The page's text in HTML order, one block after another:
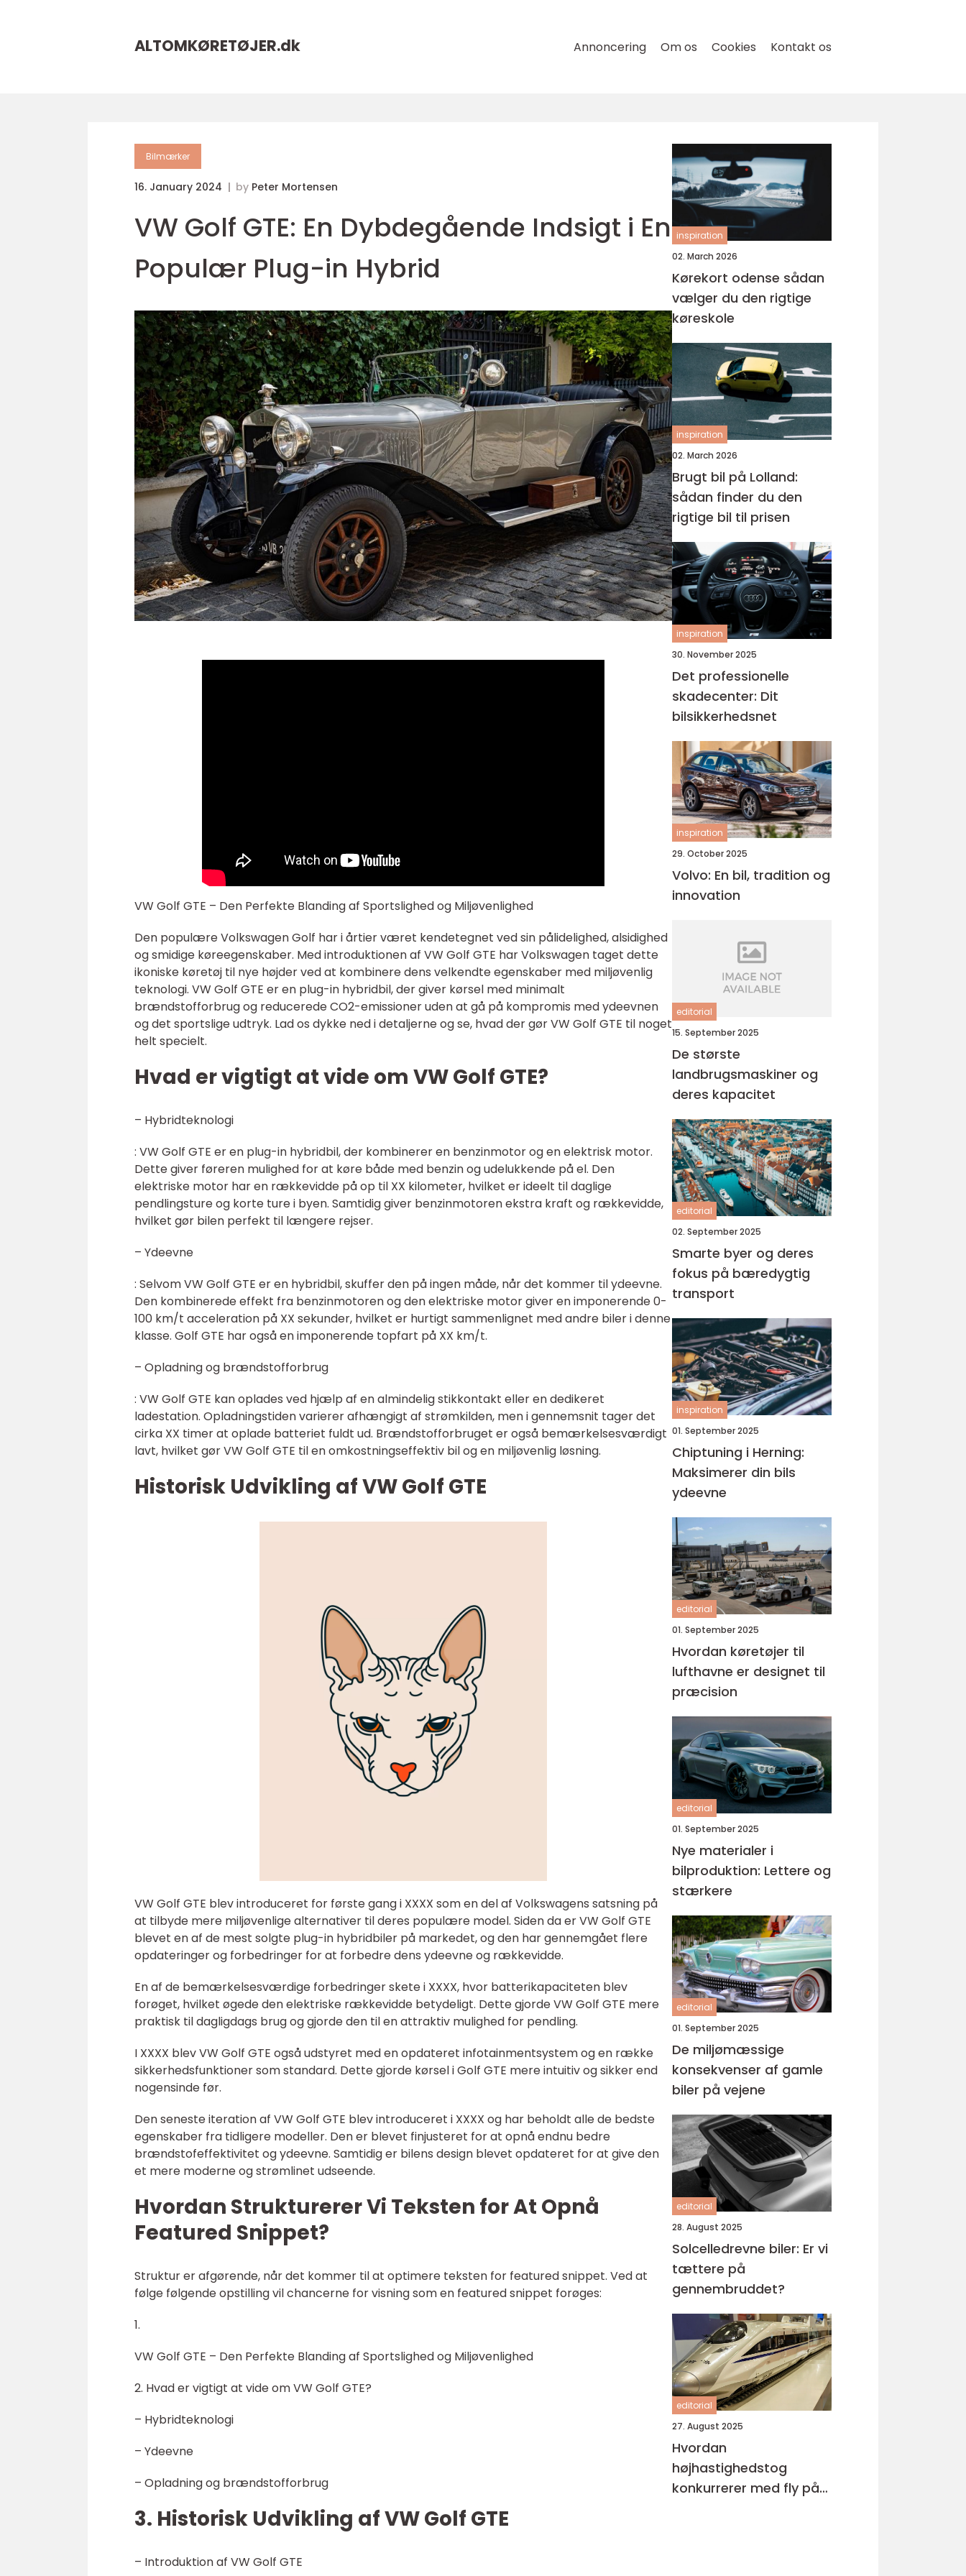
ALTOMKØRETØJER.dk Annoncering Om os Cookies Kontakt os
Bilmærker
16. January 2024 by Peter Mortensen
VW Golf GTE: En Dybdegående Indsigt i En
Populær Plug-in Hybrid
VW Golf GTE – Den Perfekte Blanding af Sportslighed og Miljøvenlighed
Den populære Volkswagen Golf har i årtier været kendetegnet ved sin pålidelighed, alsidighed
og smidige køreegenskaber. Med introduktionen af VW Golf GTE har Volkswagen taget dette
ikoniske køretøj til nye højder ved at kombinere dens velkendte egenskaber med miljøvenlig
teknologi. VW Golf GTE er en plug-in hybridbil, der giver kørsel med minimalt
brændstofforbrug og reducerede CO2-emissioner uden at gå på kompromis med ydeevnen
og det sportslige udtryk. Lad os dykke ned i detaljerne og se, hvad der gør VW Golf GTE til noget
helt specielt.
Hvad er vigtigt at vide om VW Golf GTE?
– Hybridteknologi
: VW Golf GTE er en plug-in hybridbil, der kombinerer en benzinmotor og en elektrisk motor.
Dette giver føreren mulighed for at køre både med benzin og udelukkende på el. Den
elektriske motor har en rækkevidde på op til XX kilometer, hvilket er ideelt til daglige
pendlingsture og korte ture i byen. Samtidig giver benzinmotoren ekstra kraft og rækkevidde,
hvilket gør bilen perfekt til længere rejser.
– Ydeevne
: Selvom VW Golf GTE er en hybridbil, skuffer den på ingen måde, når det kommer til ydeevne.
Den kombinerede effekt fra benzinmotoren og den elektriske motor giver en imponerende 0-
100 km/t acceleration på XX sekunder, hvilket er hurtigt sammenlignet med andre biler i denne
klasse. Golf GTE har også en imponerende topfart på XX km/t.
– Opladning og brændstofforbrug
: VW Golf GTE kan oplades ved hjælp af en almindelig stikkontakt eller en dedikeret
ladestation. Opladningstiden varierer afhængigt af strømkilden, men i gennemsnit tager det
cirka XX timer at oplade batteriet fuldt ud. Brændstofforbruget er også bemærkelsesværdigt
lavt, hvilket gør VW Golf GTE til en omkostningseffektiv bil og en miljøvenlig løsning.
Historisk Udvikling af VW Golf GTE
VW Golf GTE blev introduceret for første gang i XXXX som en del af Volkswagens satsning på
at tilbyde mere miljøvenlige alternativer til deres populære model. Siden da er VW Golf GTE
blevet en af de mest solgte plug-in hybridbiler på markedet, og den har gennemgået flere
opdateringer og forbedringer for at forbedre dens ydeevne og rækkevidde.
En af de bemærkelsesværdige forbedringer skete i XXXX, hvor batterikapaciteten blev
forøget, hvilket øgede den elektriske rækkevidde betydeligt. Dette gjorde VW Golf GTE mere
praktisk til dagligdags brug og gjorde den til en attraktiv mulighed for pendling.
I XXXX blev VW Golf GTE også udstyret med en opdateret infotainmentsystem og en række
sikkerhedsfunktioner som standard. Dette gjorde kørsel i Golf GTE mere intuitiv og sikker end
nogensinde før.
Den seneste iteration af VW Golf GTE blev introduceret i XXXX og har beholdt alle de bedste
egenskaber fra tidligere modeller. Den er blevet finjusteret for at opnå endnu bedre
brændstofeffektivitet og ydeevne. Samtidig er bilens design blevet opdateret for at give den
et mere moderne og strømlinet udseende.
Hvordan Strukturerer Vi Teksten for At Opnå
Featured Snippet?
Struktur er afgørende, når det kommer til at optimere teksten for featured snippet. Ved at
følge følgende opstilling vil chancerne for visning som en featured snippet forøges:
1.
VW Golf GTE – Den Perfekte Blanding af Sportslighed og Miljøvenlighed
2. Hvad er vigtigt at vide om VW Golf GTE?
– Hybridteknologi
– Ydeevne
– Opladning og brændstofforbrug
3. Historisk Udvikling af VW Golf GTE
– Introduktion af VW Golf GTE
inspiration
02. March 2026
Kørekort odense sådan
vælger du den rigtige
køreskole
inspiration
02. March 2026
Brugt bil på Lolland:
sådan finder du den
rigtige bil til prisen
inspiration
30. November 2025
Det professionelle
skadecenter: Dit
bilsikkerhedsnet
inspiration
29. October 2025
Volvo: En bil, tradition og
innovation
editorial
15. September 2025
De største
landbrugsmaskiner og
deres kapacitet
editorial
02. September 2025
Smarte byer og deres
fokus på bæredygtig
transport
inspiration
01. September 2025
Chiptuning i Herning:
Maksimerer din bils
ydeevne
editorial
01. September 2025
Hvordan køretøjer til
lufthavne er designet til
præcision
editorial
01. September 2025
Nye materialer i
bilproduktion: Lettere og
stærkere
editorial
01. September 2025
De miljømæssige
konsekvenser af gamle
biler på vejene
editorial
28. August 2025
Solcelledrevne biler: Er vi
tættere på
gennembruddet?
editorial
27. August 2025
Hvordan
højhastighedstog
konkurrerer med fly på